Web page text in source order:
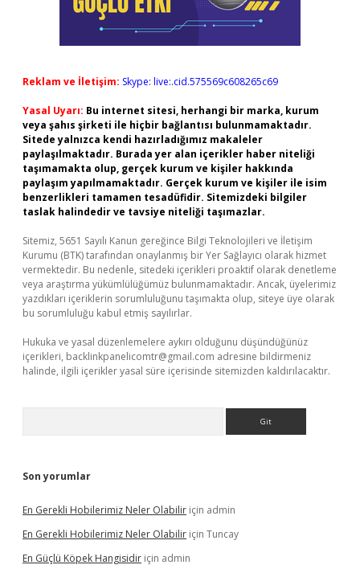
Reklam ve İletişim: Skype: live:.cid.575569c608265c69
Yasal Uyarı: Bu internet sitesi, herhangi bir marka, kurum
veya şahıs şirketi ile hiçbir bağlantısı bulunmamaktadır.
Sitede yalnızca kendi hazırladığımız makaleler
paylaşılmaktadır. Burada yer alan içerikler haber niteliği
taşımamakta olup, gerçek kurum ve kişiler hakkında
paylaşım yapılmamaktadır. Gerçek kurum ve kişiler ile isim
benzerlikleri tamamen tesadüfidir. Sitemizdeki bilgiler
taslak halindedir ve tavsiye niteliği taşımazlar.
Sitemiz, 5651 Sayılı Kanun gereğince Bilgi Teknolojileri ve İletişim
Kurumu (BTK) tarafından onaylanmış bir Yer Sağlayıcı olarak hizmet
vermektedir. Bu nedenle, sitedeki içerikleri proaktif olarak denetleme
veya araştırma yükümlülüğümüz bulunmamaktadır. Ancak, üyelerimiz
yazdıkları içeriklerin sorumluluğunu taşımakta olup, siteye üye olarak
bu sorumluluğu kabul etmiş sayılırlar.
Hukuka ve yasal düzenlemelere aykırı olduğunu düşündüğünüz
içerikleri, backlinkpanelicomtr@gmail.com adresine bildirmeniz
halinde, ilgili içerikler yasal süre içerisinde sitemizden kaldırılacaktır.
Son yorumlar
En Gerekli Hobilerimiz Neler Olabilir için admin
En Gerekli Hobilerimiz Neler Olabilir için Tuncay
En Güçlü Köpek Hangisidir için admin